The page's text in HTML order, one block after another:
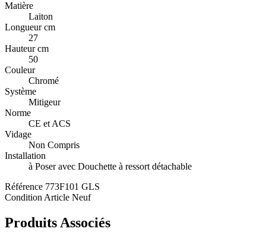
Matière
Laiton
Longueur cm
27
Hauteur cm
50
Couleur
Chromé
Système
Mitigeur
Norme
CE et ACS
Vidage
Non Compris
Installation
à Poser avec Douchette à ressort détachable
Référence 773F101 GLS
Condition Article Neuf
Produits Associés